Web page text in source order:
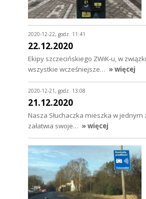
2020-12-22, godz. 11:41
22.12.2020
Ekipy szczecińskiego ZWiK-u, w
wszystkie wcześniejsze… » więcej
2020-12-21, godz. 13:08
21.12.2020
Nasza Słuchaczka mieszka w
załatwia swoje… » więcej